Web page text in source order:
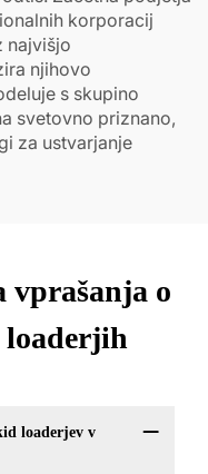
korporacij
najvišjo
njihovo
s skupino
svetovno priznano,
za ustvarjanje
vprašanja o
loaderjev v